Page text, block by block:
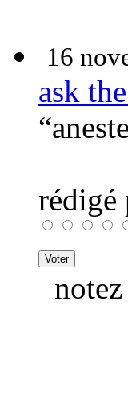
16
ask
rédigé